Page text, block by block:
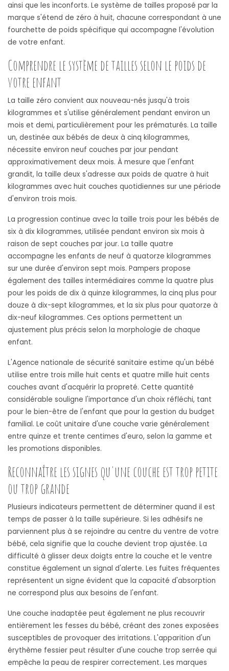
ainsi que les inconforts. Le système de tailles proposé par la
marque s'étend de zéro à huit, chacune correspondant à une
fourchette de poids spécifique qui accompagne l'évolution
de votre enfant.
Comprendre le système de tailles selon le poids de
votre enfant
La taille zéro convient aux nouveau-nés jusqu'à trois
kilogrammes et s'utilise généralement pendant environ un
mois et demi, particulièrement pour les prématurés. La taille
un, destinée aux bébés de deux à cinq kilogrammes,
nécessite environ neuf couches par jour pendant
approximativement deux mois. À mesure que l'enfant
grandit, la taille deux s'adresse aux poids de quatre à huit
kilogrammes avec huit couches quotidiennes sur une période
d'environ trois mois.
La progression continue avec la taille trois pour les bébés de
six à dix kilogrammes, utilisée pendant environ six mois à
raison de sept couches par jour. La taille quatre
accompagne les enfants de neuf à quatorze kilogrammes
sur une durée d'environ sept mois. Pampers propose
également des tailles intermédiaires comme la quatre plus
pour les poids de dix à quinze kilogrammes, la cinq plus pour
douze à dix-sept kilogrammes, et la six plus pour quatorze à
dix-neuf kilogrammes. Ces options permettent un
ajustement plus précis selon la morphologie de chaque
enfant.
L'Agence nationale de sécurité sanitaire estime qu'un bébé
utilise entre trois mille huit cents et quatre mille huit cents
couches avant d'acquérir la propreté. Cette quantité
considérable souligne l'importance d'un choix réfléchi, tant
pour le bien-être de l'enfant que pour la gestion du budget
familial. Le coût unitaire d'une couche varie généralement
entre quinze et trente centimes d'euro, selon la gamme et
les promotions disponibles.
Reconnaître les signes qu'une couche est trop petite
ou trop grande
Plusieurs indicateurs permettent de déterminer quand il est
temps de passer à la taille supérieure. Si les adhésifs ne
parviennent plus à se rejoindre au centre du ventre de votre
bébé, cela signifie que la couche devient trop ajustée. La
difficulté à glisser deux doigts entre la couche et le ventre
constitue également un signal d'alerte. Les fuites fréquentes
représentent un signe évident que la capacité d'absorption
ne correspond plus aux besoins de l'enfant.
Une couche inadaptée peut également ne plus recouvrir
entièrement les fesses du bébé, créant des zones exposées
susceptibles de provoquer des irritations. L'apparition d'un
érythème fessier peut résulter d'une couche trop serrée qui
empêche la peau de respirer correctement. Les marques